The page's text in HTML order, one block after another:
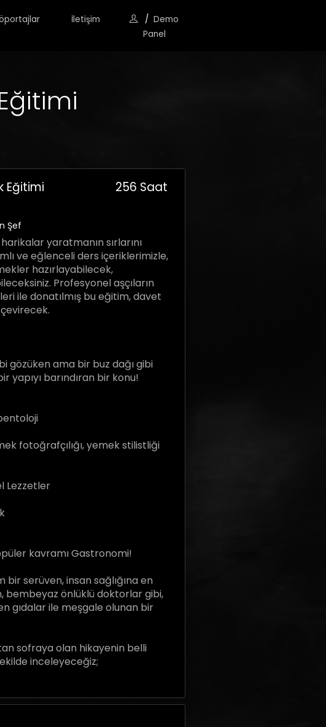
İletişim / Demo
Panel
bu eğitimle
taşımanın
mutfaklarda fark
Eğitimi 256 Saat
Şef
yaratmanın sırlarını
ve eğlenceli ders içeriklerimizle,
hazırlayabilecek,
Profesyonel aşçıların
ile donatılmış bu eğitim, davet
gözüken ama bir buz dağı gibi
yapıyı barındıran bir konu!
fotoğrafçılığı, yemek stilistliği
Lezzetler
kavramı Gastronomi!
serüven, insan sağlığına en
bembeyaz önlüklü doktorlar gibi,
gıdalar ile meşgale olunan bir
sofraya olan hikayenin belli
inceleyeceğiz;